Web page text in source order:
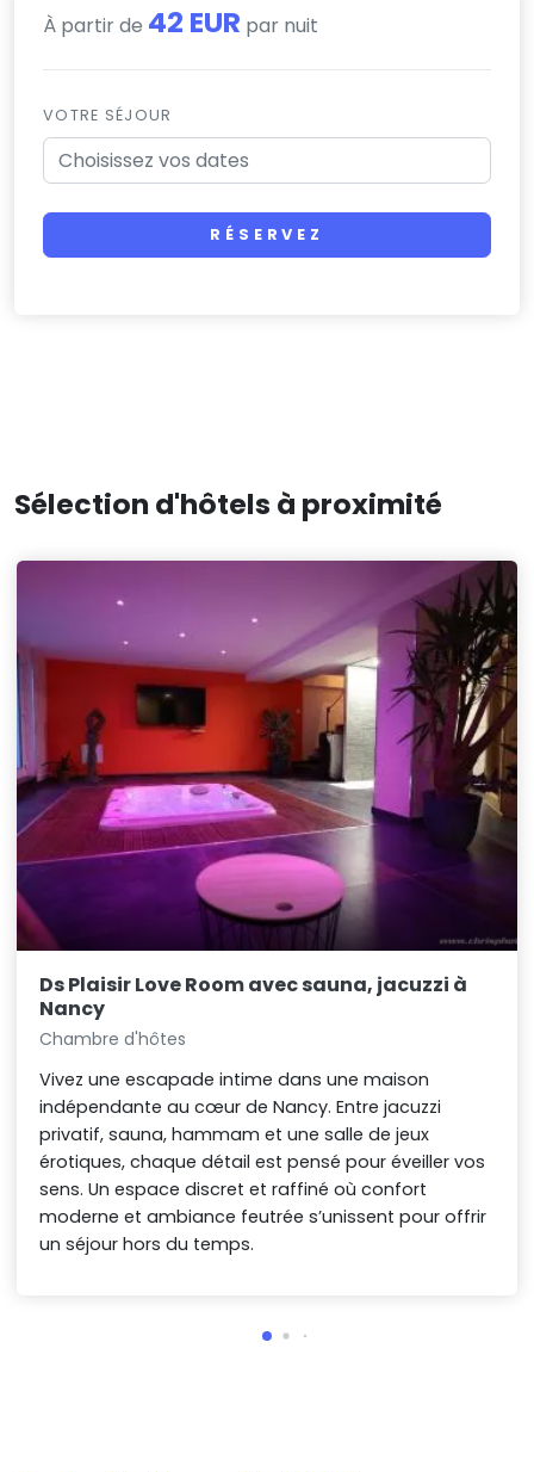
À partir de 42 EUR par nuit
VOTRE SÉJOUR
RÉSERVEZ
Sélection d'hôtels à proximité
Ds Plaisir Love Room avec sauna, jacuzzi à
Nancy
Chambre d'hôtes
Vivez une escapade intime dans une maison
indépendante au cœur de Nancy. Entre jacuzzi
privatif, sauna, hammam et une salle de jeux
érotiques, chaque détail est pensé pour éveiller vos
sens. Un espace discret et raffiné où confort
moderne et ambiance feutrée s’unissent pour offrir
un séjour hors du temps.